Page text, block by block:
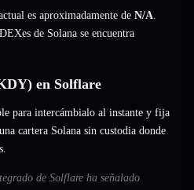
es aproximadamente de N/A.
de Solana se encuentra
en Solflare
para intercámbialo al instante y fija
cartera Solana sin custodia donde
de Solflare ha señalado